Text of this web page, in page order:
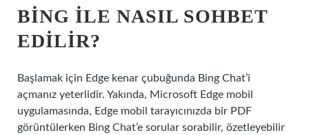
BING ILE NASIL SOHBET
EDILIR?
Başlamak için Edge kenar çubuğunda Bing Chat’i
açmanız yeterlidir. Yakında, Microsoft Edge mobil
uygulamasında, Edge mobil tarayıcınızda bir PDF
görüntülerken Bing Chat’e sorular sorabilir, özetleyebilir